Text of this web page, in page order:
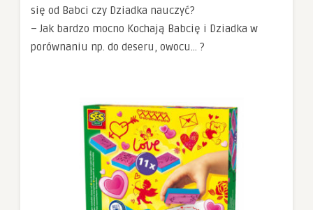
się od Babci czy Dziadka nauczyć?
– Jak bardzo mocno Kochają Babcię i Dziadka w
porównaniu np. do deseru, owocu… ?